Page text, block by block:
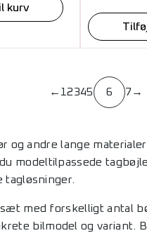
kurv
← 12345 6 7 →
og andre lange
modeltilpassede
tagløsninger.
med forskelligt antal
bilmodel og variant.